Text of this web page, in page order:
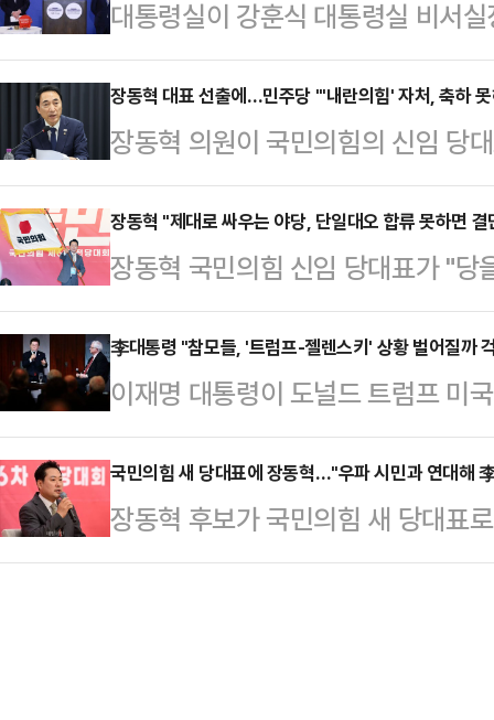
대통령실이 강훈식 대통령실 비서
관련 수지 와일스 백악관 비서실장
훈식 실장은 25일(현지시간) 한미
센터를 찾아 그간 해석이 분분했던
분부터 40분간 양국 대통령 비서실
과 도널드 트럼프 미국 대통령 간
상의 비서실장이 별도로 회담을 했
상 협상 이후 양국…
장동혁 대표 선출에…민주당 "'내란의힘' 자처, 축하
장동혁 의원이 국민의힘의 신임 당
민의힘을 향해 "'내란의힘'을 자처
박수현 민주당 수석대변인은 26일
야 마땅하지만 이번 전당대회는 '극
강화'의 노선을 편 장동혁 후보의
락했기에 축하의 말은 의례적으로
은 "전한길과 손을 맞잡고 '내란 수
는 국민이 과연 몇…
장동혁 "제대로 싸우는 야당, 단일대오 합류 못하면 결
장동혁 국민의힘 신임 당대표가 "
것이 최선일 것"이라면서도 "여전
위협에 빠뜨리는 분들, 당을 분열로
다는 입장"이라고 단언했다.장동혁
회견에서 "오직 국민의힘의 변화와
서 전당대회 기간 외곽에서 응원과
서 이제 미래로 나아가면서 당을 혁
표는 "멈추지 않고…
李대통령 "참모들, '트럼프-젤렌스키' 상황 벌어질까
이재명 대통령이 도널드 트럼프 미
미디어(SNS) 글에 대한 속내를 털
스키 우크라이나 대통령이 트럼프
것이 재연될까 우려했지만, 이 대통
을 알고 있었다"고 밝혔다.이 대통
국민의힘 새 당대표에 장동혁…"우파 시민과 연대해
장동혁 후보가 국민의힘 새 당대표
선출된 장 대표는 내년 6월로 예정